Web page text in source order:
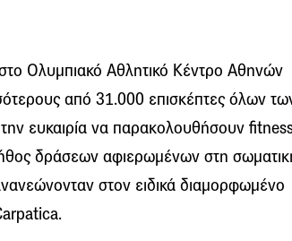
Ολυμπιακό Αθλητικό Κέντρο Αθηνών
από 31.000 επισκέπτες όλων
την ευκαιρία να παρακολουθήσουν
δράσεων αφιερωμένων στη
στον ειδικά διαμορφωμένο